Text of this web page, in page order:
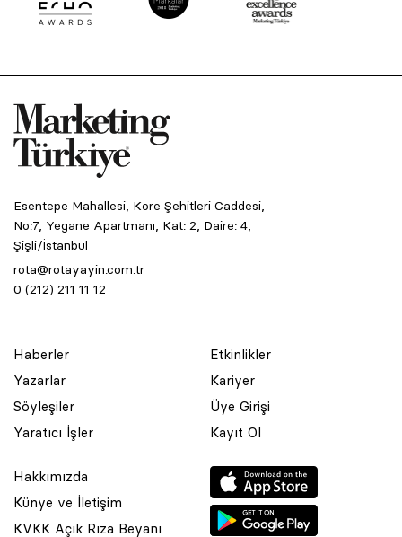
Esentepe Mahallesi, Kore Şehitleri Caddesi,
No:7, Yegane Apartmanı, Kat: 2, Daire: 4,
Şişli/İstanbul
rota@rotayayin.com.tr
0 (212) 211 11 12
Haberler
Yazarlar
Söyleşiler
Yaratıcı İşler
Etkinlikler
Kariyer
Üye Girişi
Kayıt Ol
Hakkımızda
Künye ve İletişim
KVKK Açık Rıza Beyanı